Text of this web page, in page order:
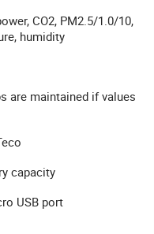
CO2, PM2.5/1.0/10,
humidity
are maintained if values
capacity
USB port